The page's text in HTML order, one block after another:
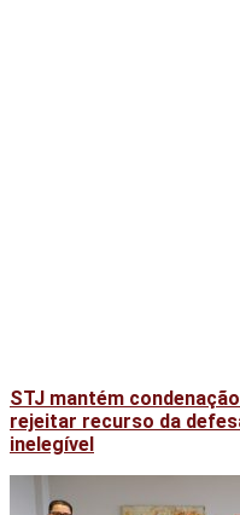
STJ mantém
rejeitar recurso da
inelegível